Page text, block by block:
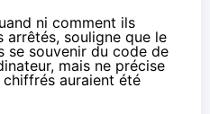
ni comment ils
souligne que le
se souvenir du code de
mais ne précise
auraient été